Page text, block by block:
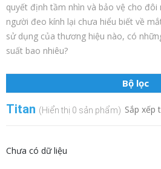
quyết định tầm nhìn và bảo vệ cho đôi
người đeo kính lại chưa hiểu biết về
sử dụng của thương hiệu nào, có
suất bao nhiêu?
Bộ lọc
Titan (Hiển thị 0 sản phẩm) Sắp xếp
Chưa có dữ liệu